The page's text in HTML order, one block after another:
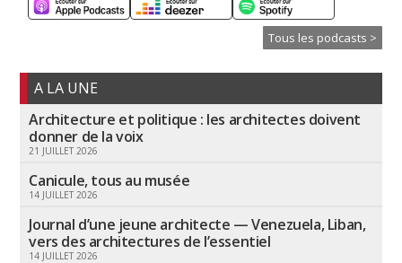
Tous les podcasts >
A LA UNE
Architecture et politique : les architectes doivent
donner de la voix
21 JUILLET 2026
Canicule, tous au musée
14 JUILLET 2026
Journal d’une jeune architecte — Venezuela, Liban,
vers des architectures de l’essentiel
14 JUILLET 2026